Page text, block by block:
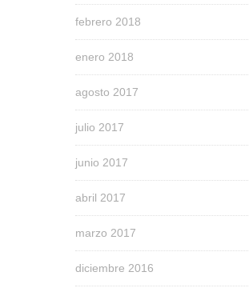
febrero 2018
enero 2018
agosto 2017
julio 2017
junio 2017
abril 2017
marzo 2017
diciembre 2016